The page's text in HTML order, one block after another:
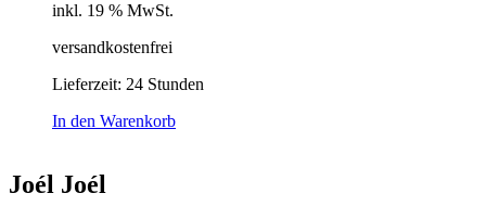
inkl. 19 % MwSt.
versandkostenfrei
Lieferzeit: 24 Stunden
In den Warenkorb
Joél Joél